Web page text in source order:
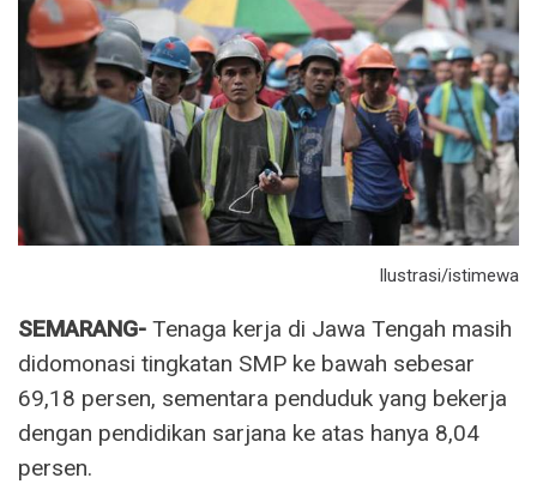
Ilustrasi/istimewa
SEMARANG- Tenaga kerja di Jawa Tengah masih
didomonasi tingkatan SMP ke bawah sebesar
69,18 persen, sementara penduduk yang bekerja
dengan pendidikan sarjana ke atas hanya 8,04
persen.